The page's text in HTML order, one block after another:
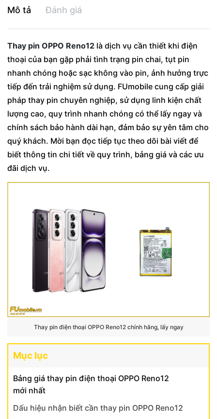
Mô tả Đánh giá
Thay pin OPPO Reno12 là dịch vụ cần thiết khi điện
thoại của bạn gặp phải tình trạng pin chai, tụt pin
nhanh chóng hoặc sạc không vào pin, ảnh hưởng trực
tiếp đến trải nghiệm sử dụng. FUmobile cung cấp giải
pháp thay pin chuyên nghiệp, sử dụng linh kiện chất
lượng cao, quy trình nhanh chóng có thể lấy ngay và
chính sách bảo hành dài hạn, đảm bảo sự yên tâm cho
quý khách. Mời bạn đọc tiếp tục theo dõi bài viết để
biết thông tin chi tiết về quy trình, bảng giá và các ưu
đãi dịch vụ.
Thay pin điện thoại OPPO Reno12 chính hãng, lấy ngay
Mục lục
Bảng giá thay pin điện thoại OPPO Reno12
mới nhất
Dấu hiệu nhận biết cần thay pin OPPO Reno12